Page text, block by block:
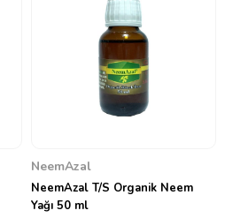
NeemAzal
NeemAzal T/S Organik Neem
Yağı 50 ml